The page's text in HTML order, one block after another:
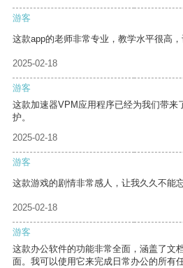
游客
这款app的老师非常专业，教学水平很高，
2025-02-18
游客
这款加速器VPM应用程序已经为我们带来
护。
2025-02-18
游客
这款游戏的剧情非常感人，让我久久不能忘
2025-02-18
游客
这款办公软件的功能非常全面，涵盖了文
面。我可以使用它来完成日常办公的所有